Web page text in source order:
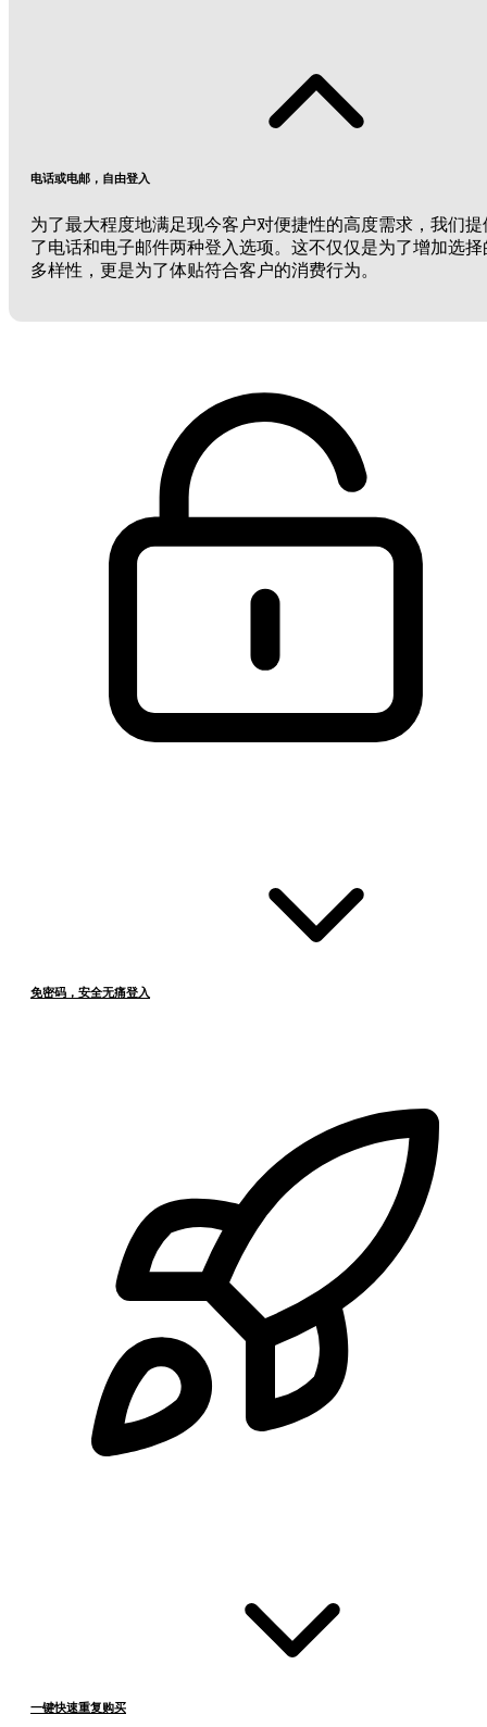
电话或电邮，自由登入
为了最大程度地满足现今客户对便捷性的高度需求，我们提
了电话和电子邮件两种登入选项。这不仅仅是为了增加选择
多样性，更是为了体贴符合客户的消费行为。
免密码，安全无痛登入
一键快速重复购买